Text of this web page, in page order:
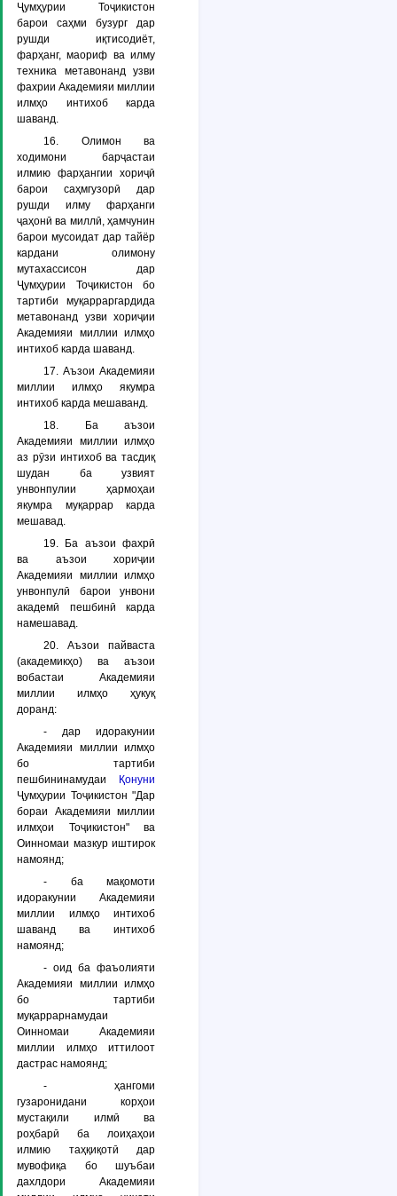
Ҷумҳурии Тоҷикистон
барои саҳми бузург дар
рушди иқтисодиёт,
фарҳанг, маориф ва илму
техника метавонанд узви
фахрии Академияи миллии
илмҳо интихоб карда
шаванд.
16. Олимон ва
ходимони барҷастаи
илмию фарҳангии хориҷӣ
барои саҳмгузорӣ дар
рушди илму фарҳанги
ҷаҳонӣ ва миллӣ, ҳамчунин
барои мусоидат дар тайёр
кардани олимону
мутахассисон дар
Ҷумҳурии Тоҷикистон бо
тартиби муқарраргардида
метавонанд узви хориҷии
Академияи миллии илмҳо
интихоб карда шаванд.
17. Аъзои Академияи
миллии илмҳо якумра
интихоб карда мешаванд.
18. Ба аъзои
Академияи миллии илмҳо
аз рӯзи интихоб ва тасдиқ
шудан ба узвият
унвонпулии ҳармоҳаи
якумра муқаррар карда
мешавад.
19. Ба аъзои фахрӣ
ва аъзои хориҷии
Академияи миллии илмҳо
унвонпулӣ барои унвони
академӣ пешбинӣ карда
намешавад.
20. Аъзои пайваста
(академикҳо) ва аъзои
вобастаи Академияи
миллии илмҳо ҳукуқ
доранд:
- дар идоракунии
Академияи миллии илмҳо
бо тартиби
пешбининамудаи
Қонуни
Ҷумҳурии Тоҷикистон "Дар
бораи Академияи миллии
илмҳои Тоҷикистон" ва
Оинномаи мазкур иштирок
намоянд;
- ба мақомоти
идоракунии Академияи
миллии илмҳо интихоб
шаванд ва интихоб
намоянд;
- оид ба фаъолияти
Академияи миллии илмҳо
бо тартиби
муқаррарнамудаи
Оинномаи Академияи
миллии илмҳо иттилоот
дастрас намоянд;
- ҳангоми
гузаронидани корҳои
мустақили илмӣ ва
роҳбарӣ ба лоиҳаҳои
илмию таҳқиқотӣ дар
мувофиқа бо шуъбаи
дахлдори Академияи